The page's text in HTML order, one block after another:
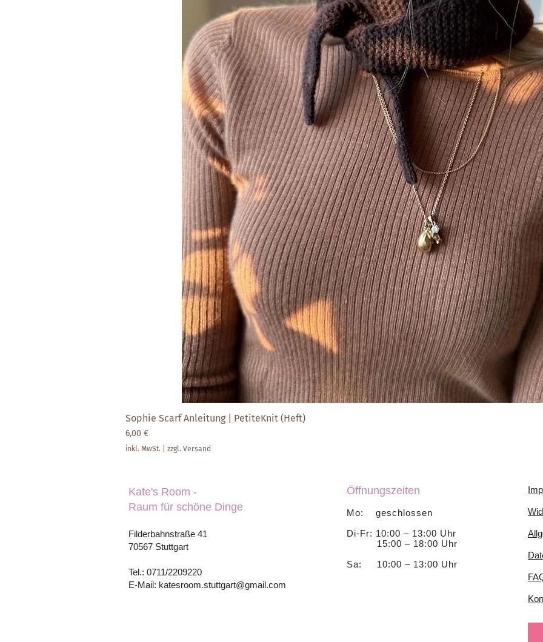
Sophie Scarf Anleitung | PetiteKnit (Heft)
Preis
6,00 €
inkl. MwSt. zzgl. Versand
Kate's Room -
Raum für schöne Dinge
Filderbahnstraße 41
70567 Stuttgart
Tel.: 0711/2209220
E-Mail: katesroom.stuttgart@gmail.com
Öffnungszeiten
Mo: geschlossen
Di-Fr: 10:00 – 13:00 Uhr
15:00 – 18:00 Uhr
Sa: 10:00 – 13:00 Uhr